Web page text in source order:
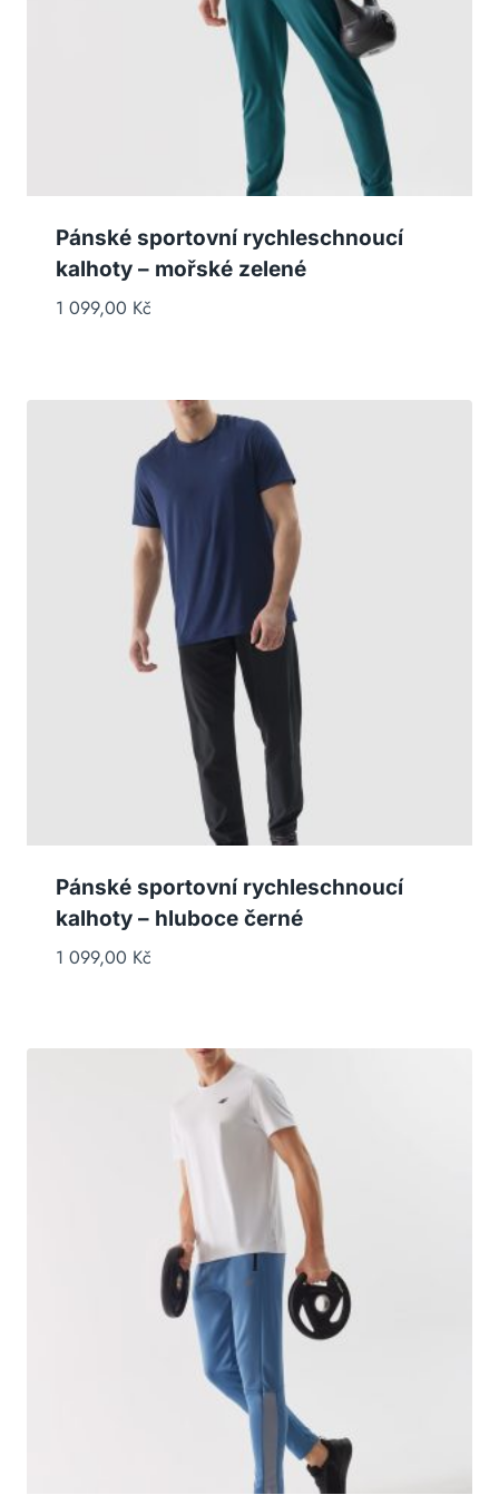
Pánské sportovní rychleschnoucí
kalhoty – mořské zelené
1 099,00 Kč
Pánské sportovní rychleschnoucí
kalhoty – hluboce černé
1 099,00 Kč